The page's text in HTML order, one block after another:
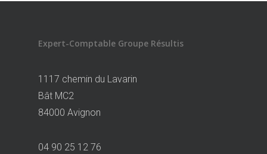
Expert-Comptable Groupe Résultis
1117 chemin du Lavarin
Bât MC2
84000 Avignon
04 90 25 12 76